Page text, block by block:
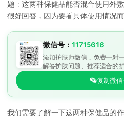
题：这两种保健品能否混合使用外
很好回答，因为要看具体使用情况而
微信号： 11715616
添加护肤师微信，免费一对
解答护肤问题、推荐适合的
复制微信
我们需要了解一下这两种保健品的